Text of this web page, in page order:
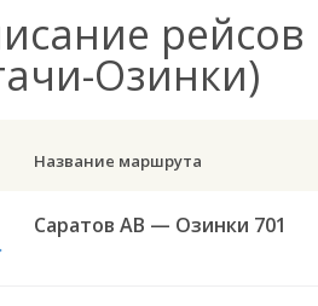
рейсов
Озинки)
Название маршрута
Саратов АВ — Озинки 701